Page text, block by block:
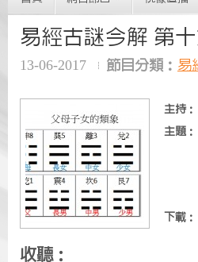
易經古謎今解 第
13-06-2017 節目分類： 易
主持：
主題：
下載：
收聽：